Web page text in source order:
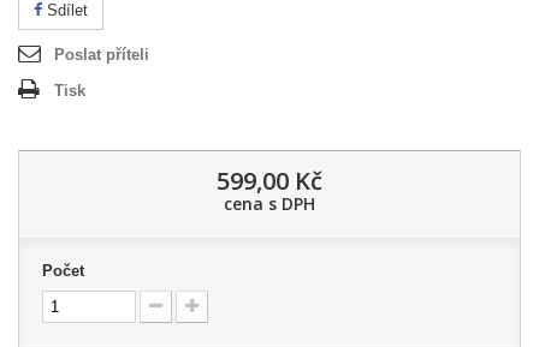
Sdílet
Poslat příteli
Tisk
599,00 Kč
cena s DPH
Počet